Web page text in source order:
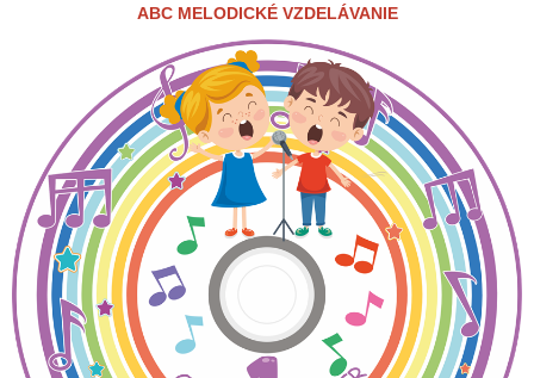
ABC MELODICKÉ VZDELÁVANIE